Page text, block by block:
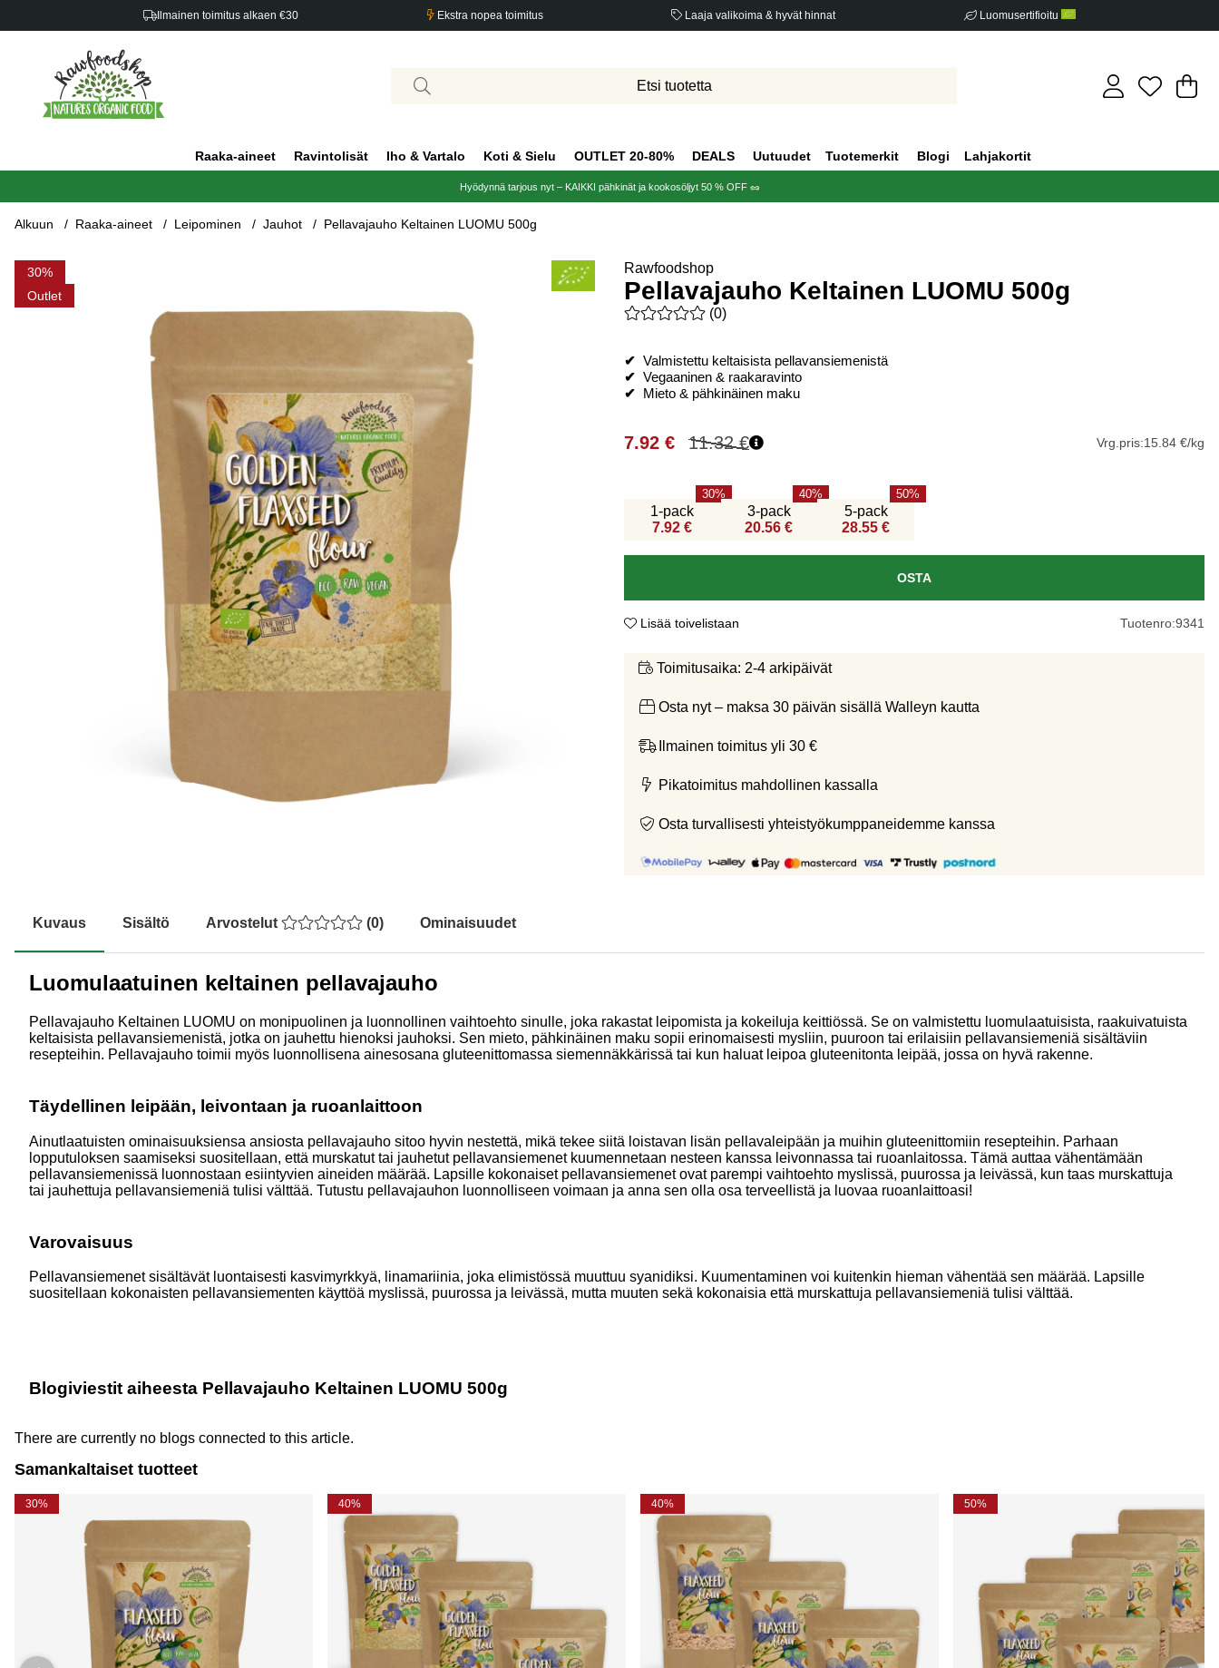
Ilmainen toimitus alkaen €30 Ekstra nopea toimitus Laaja valikoima & hyvät hinnat Luomusertifioitu
.
Raaka-aineet Ravintolisät Iho & Vartalo Koti & Sielu OUTLET 20-80% DEALS Uutuudet Tuotemerkit Blogi Lahjakortit
Hyödynnä tarjous nyt – KAIKKI pähkinät ja kookosöljyt 50 % OFF 🥜
Alkuun Raaka-aineet Leipominen Jauhot Pellavajauho Keltainen LUOMU 500g
30
Outlet
Tuotekuvat Pellavajauho Keltainen LUOMU 500g Rawfoodshop
Pellavajauho Keltainen LUOMU 500g
Keskiarvoluokitus 0 / 5 Arvioiden määrä 0
(0)
✔ Valmistettu keltaisista pellavansiemenistä
✔ Vegaaninen & raakaravinto
✔ Mieto & pähkinäinen maku
11.32€
7.92 € Vrg.pris:15.84 €/kg
1-pack
7.92 €
30
3-pack
20.56 €
40
5-pack
28.55 €
50
OSTA
Lisää toivelistaan Tuotenro:9341
Toimitusaika: 2-4 arkipäivät
Osta nyt – maksa 30 päivän sisällä Walleyn kautta
Ilmainen toimitus yli 30 €
Pikatoimitus mahdollinen kassalla
Osta turvallisesti yhteistyökumppaneidemme kanssa
Kuvaus Sisältö Arvostelut (0) Ominaisuudet
Luomulaatuinen keltainen pellavajauho
Pellavajauho Keltainen LUOMU on monipuolinen ja luonnollinen vaihtoehto sinulle, joka rakastat leipomista ja kokeiluja keittiössä. Se on valmistettu luomulaatuisista, raakuivatuista
keltaisista pellavansiemenistä, jotka on jauhettu hienoksi jauhoksi. Sen mieto, pähkinäinen maku sopii erinomaisesti mysliin, puuroon tai erilaisiin pellavansiemeniä sisältäviin
resepteihin. Pellavajauho toimii myös luonnollisena ainesosana gluteenittomassa siemennäkkärissä tai kun haluat leipoa gluteenitonta leipää, jossa on hyvä rakenne.
Täydellinen leipään, leivontaan ja ruoanlaittoon
Ainutlaatuisten ominaisuuksiensa ansiosta pellavajauho sitoo hyvin nestettä, mikä tekee siitä loistavan lisän pellavaleipään ja muihin gluteenittomiin resepteihin. Parhaan
lopputuloksen saamiseksi suositellaan, että murskatut tai jauhetut pellavansiemenet kuumennetaan nesteen kanssa leivonnassa tai ruoanlaitossa. Tämä auttaa vähentämään
pellavansiemenissä luonnostaan esiintyvien aineiden määrää. Lapsille kokonaiset pellavansiemenet ovat parempi vaihtoehto myslissä, puurossa ja leivässä, kun taas murskattuja
tai jauhettuja pellavansiemeniä tulisi välttää. Tutustu pellavajauhon luonnolliseen voimaan ja anna sen olla osa terveellistä ja luovaa ruoanlaittoasi!
Varovaisuus
Pellavansiemenet sisältävät luontaisesti kasvimyrkkyä, linamariinia, joka elimistössä muuttuu syanidiksi. Kuumentaminen voi kuitenkin hieman vähentää sen määrää. Lapsille
suositellaan kokonaisten pellavansiementen käyttöä myslissä, puurossa ja leivässä, mutta muuten sekä kokonaisia että murskattuja pellavansiemeniä tulisi välttää.
Blogiviestit aiheesta Pellavajauho Keltainen LUOMU 500g
There are currently no blogs connected to this article.
Samankaltaiset tuotteet
30% 40% 40% 50%